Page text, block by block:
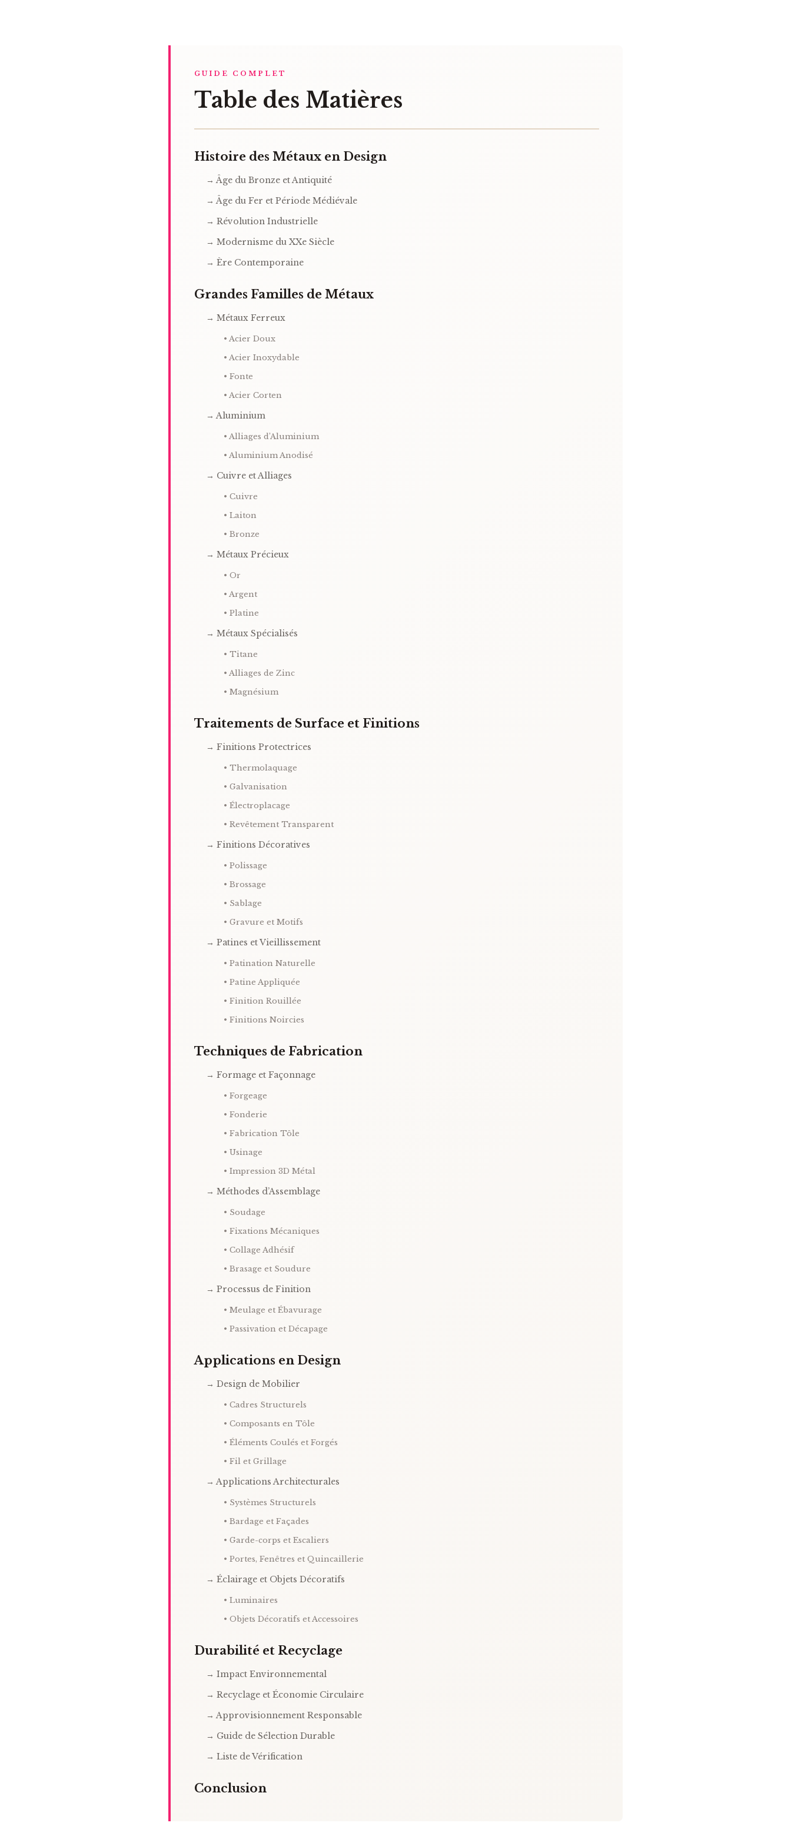
GUIDE COMPLET
Table des Matières
Histoire des Métaux en Design
→ Âge du Bronze et Antiquité
→ Âge du Fer et Période Médiévale
→ Révolution Industrielle
→ Modernisme du XXe Siècle
→ Ère Contemporaine
Grandes Familles de Métaux
→ Métaux Ferreux
• Acier Doux
• Acier Inoxydable
• Fonte
• Acier Corten
→ Aluminium
• Alliages d’Aluminium
• Aluminium Anodisé
→ Cuivre et Alliages
• Cuivre
• Laiton
• Bronze
→ Métaux Précieux
• Or
• Argent
• Platine
→ Métaux Spécialisés
• Titane
• Alliages de Zinc
• Magnésium
Traitements de Surface et Finitions
→ Finitions Protectrices
• Thermolaquage
• Galvanisation
• Électroplacage
• Revêtement Transparent
→ Finitions Décoratives
• Polissage
• Brossage
• Sablage
• Gravure et Motifs
→ Patines et Vieillissement
• Patination Naturelle
• Patine Appliquée
• Finition Rouillée
• Finitions Noircies
Techniques de Fabrication
→ Formage et Façonnage
• Forgeage
• Fonderie
• Fabrication Tôle
• Usinage
• Impression 3D Métal
→ Méthodes d’Assemblage
• Soudage
• Fixations Mécaniques
• Collage Adhésif
• Brasage et Soudure
→ Processus de Finition
• Meulage et Ébavurage
• Passivation et Décapage
Applications en Design
→ Design de Mobilier
• Cadres Structurels
• Composants en Tôle
• Éléments Coulés et Forgés
• Fil et Grillage
→ Applications Architecturales
• Systèmes Structurels
• Bardage et Façades
• Garde-corps et Escaliers
• Portes, Fenêtres et Quincaillerie
→ Éclairage et Objets Décoratifs
• Luminaires
• Objets Décoratifs et Accessoires
Durabilité et Recyclage
→ Impact Environnemental
→ Recyclage et Économie Circulaire
→ Approvisionnement Responsable
→ Guide de Sélection Durable
→ Liste de Vérification
Conclusion